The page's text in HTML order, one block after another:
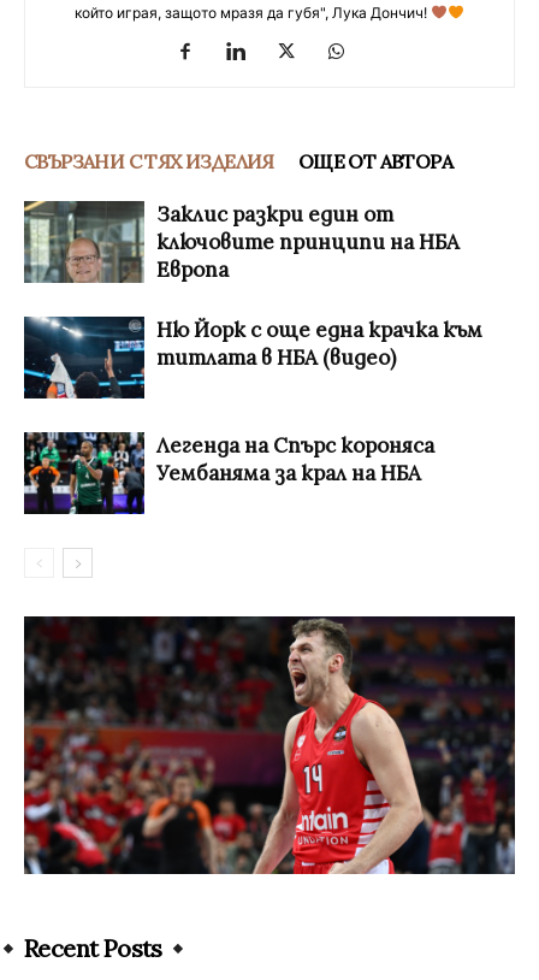
който играя, защото мразя да губя", Лука Дончич!
СВЪРЗАНИ С ТЯХ ИЗДЕЛИЯ ОЩЕ ОТ АВТОРА
Заклис разкри един от
ключовите принципи на НБА
Европа
Ню Йорк с още една крачка към
титлата в НБА (видео)
Легенда на Спърс короняса
Уембаняма за крал на НБА
Recent Posts